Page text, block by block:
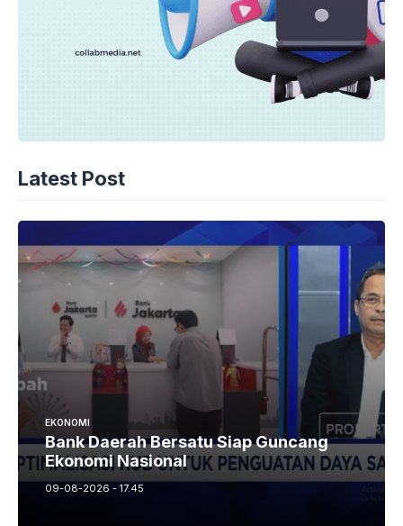
Latest Post
EKONOMI
Bank Daerah Bersatu Siap Guncang
Ekonomi Nasional
09-08-2026 - 17.45